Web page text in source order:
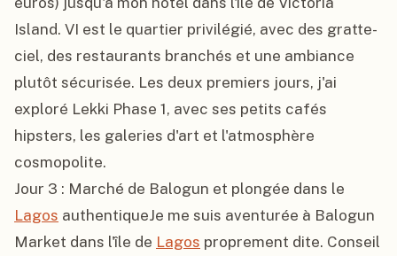
Island. VI est le quartier privilégié, avec des gratte-
ciel, des restaurants branchés et une ambiance
plutôt sécurisée. Les deux premiers jours, j'ai
exploré Lekki Phase 1, avec ses petits cafés
hipsters, les galeries d'art et l'atmosphère
cosmopolite.
Lagos authentiqueJe me suis aventurée à Balogun
Market dans l'île de Lagos proprement dite. Conseil